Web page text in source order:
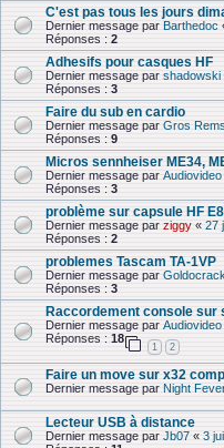
C'est pas tous les jours
Dernier message par Barthedoc
Réponses : 2
Adhesifs pour casques HF
Dernier message par shadowski
Réponses : 3
Faire du sub en cardio
Dernier message par Gros Rems
Réponses : 9
Micros sennheiser ME34,
Dernier message par Audiovideo
Réponses : 3
problème sur capsule HF
Dernier message par ziggy « 27
Réponses : 2
problemes Tascam TA-1VP
Dernier message par Goldocrack
Réponses : 3
Raccordement console sur
Dernier message par Audiovideo
Réponses : 18
1 2
Faire un move sur x32
Dernier message par Night
Lecteur USB à distance
Dernier message par Jb07 « 3